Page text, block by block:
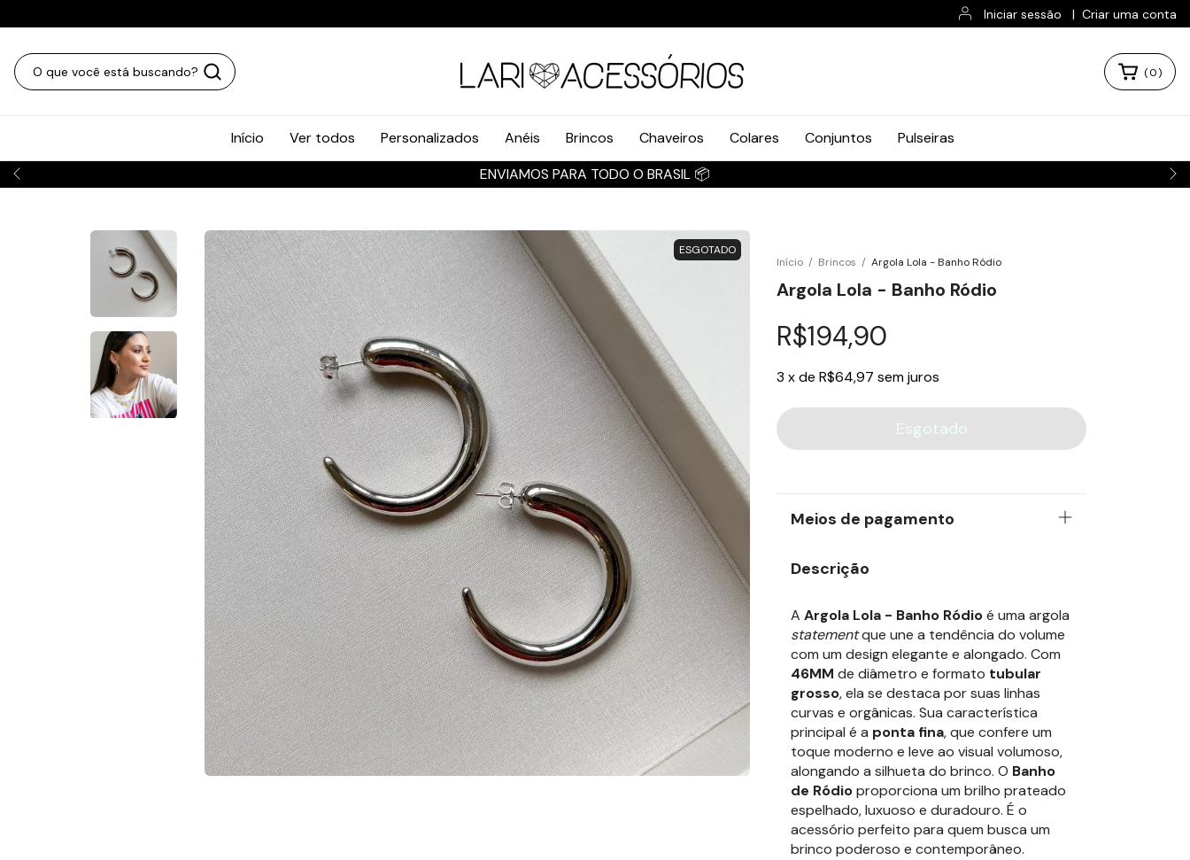
Iniciar sessão | Criar uma conta
ENVIAMOS PARA TODO O BRASIL 📦
(0)
Início Ver todos Personalizados Anéis Brincos Chaveiros Colares Conjuntos Pulseiras
ESGOTADO
Início / Brincos / Argola Lola - Banho Ródio
Argola Lola - Banho Ródio
R$194,90
3 xde R$64,97 sem juros
Meios de pagamento
Descrição
A Argola Lola - Banho Ródioé uma argola
statementque une a tendência do volume
com um design elegante e alongado. Com
46MM de diâmetro e formato tubular
grosso, ela se destaca por suas linhas
curvas e orgânicas. Sua característica
principal é a ponta fina, que confere um
toque moderno e leve ao visual volumoso,
alongando a silhueta do brinco. O Banho
de Ródioproporciona um brilho prateado
espelhado, luxuoso e duradouro. É o
acessório perfeito para quem busca um
brinco poderoso e contemporâneo.